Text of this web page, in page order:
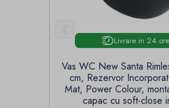
Livrare in 24 ore
Vas WC New Santa
cm, Rezervor
Mat, Power Colour,
capac cu soft-close